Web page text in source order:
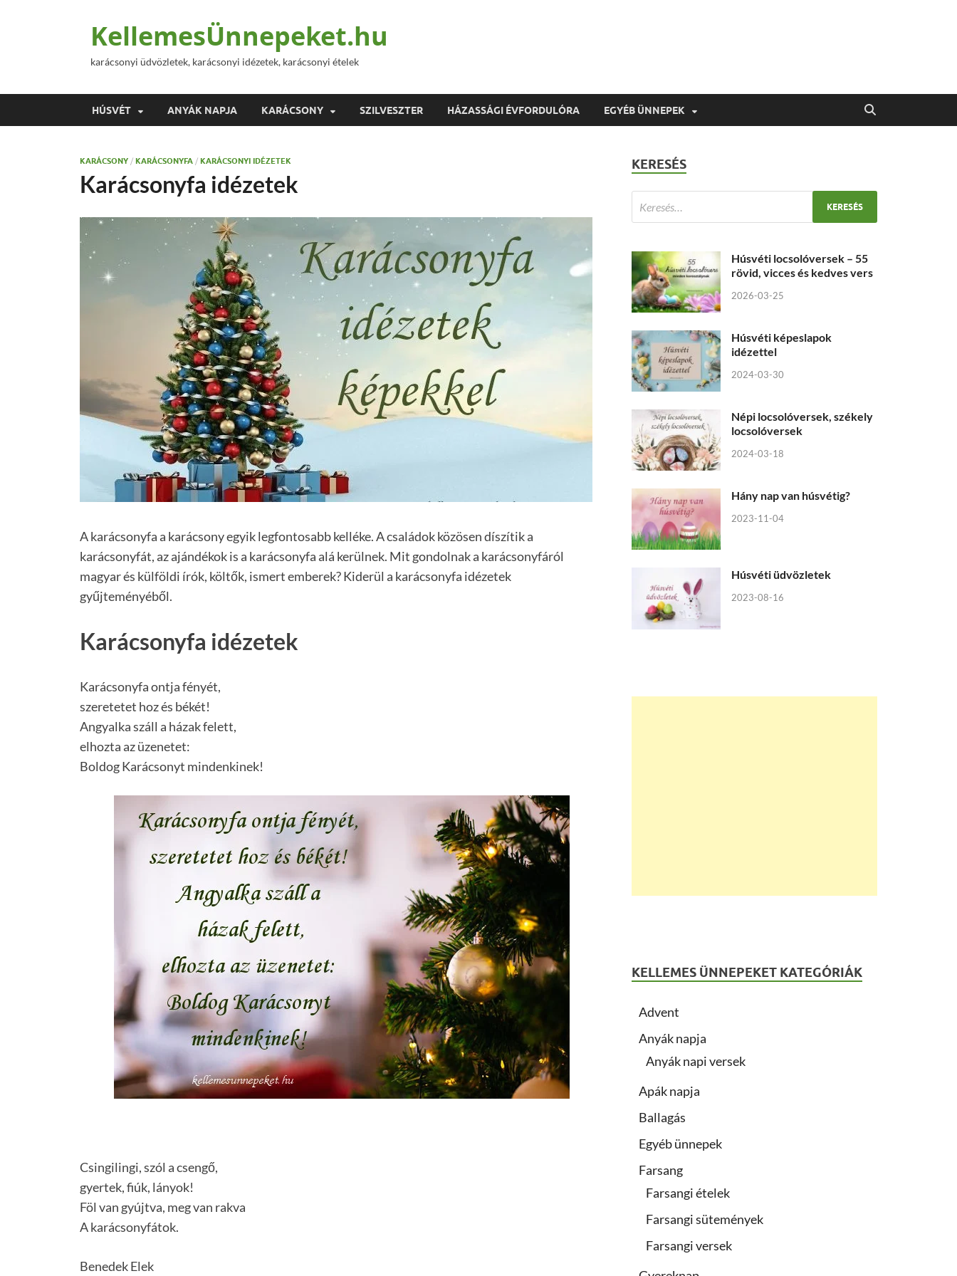
KellemesÜnnepeket.hu
karácsonyi üdvözletek, karácsonyi idézetek, karácsonyi ételek
HÚSVÉT ANYÁK NAPJA KARÁCSONY SZILVESZTER HÁZASSÁGI ÉVFORDULÓRA EGYÉB ÜNNEPEK
KARÁCSONY / KARÁCSONYFA / KARÁCSONYI IDÉZETEK
Karácsonyfa idézetek
A karácsonyfa a karácsony egyik legfontosabb kelléke. A családok közösen díszítik a
karácsonyfát, az ajándékok is a karácsonyfa alá kerülnek. Mit gondolnak a karácsonyfáról
magyar és külföldi írók, költők, ismert emberek? Kiderül a karácsonyfa idézetek
gyűjteményéből.
Karácsonyfa idézetek
Karácsonyfa ontja fényét,
szeretetet hoz és békét!
Angyalka száll a házak felett,
elhozta az üzenetet:
Boldog Karácsonyt mindenkinek!
Csingilingi, szól a csengő,
gyertek, fiúk, lányok!
Föl van gyújtva, meg van rakva
A karácsonyfátok.
Benedek Elek
KERESÉS
Húsvéti locsolóversek – 55
rövid, vicces és kedves vers
2026-03-25
Húsvéti képeslapok
idézettel
2024-03-30
Népi locsolóversek, székely
locsolóversek
2024-03-18
Hány nap van húsvétig?
2023-11-04
Húsvéti üdvözletek
2023-08-16
KELLEMES ÜNNEPEKET KATEGÓRIÁK
Advent
Anyák napja
Anyák napi versek
Apák napja
Ballagás
Egyéb ünnepek
Farsang
Farsangi ételek
Farsangi sütemények
Farsangi versek